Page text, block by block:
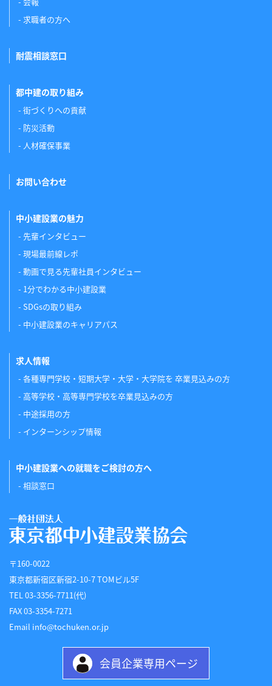
求職者の方へ
耐震相談窓口
都中建の取り組み
街づくりへの貢献
防災活動
人材確保事業
お問い合わせ
中小建設業の魅力
先輩インタビュー
現場最前線レポ
動画で見る先輩社員インタビュー
1分でわかる中小建設業
SDGsの取り組み
中小建設業のキャリアパス
求人情報
各種専門学校・短期大学・大学・大学院を 卒業見込みの方
高等学校・高等専門学校を卒業見込みの方
中途採用の方
インターンシップ情報
中小建設業への就職をご検討の方へ
相談窓口
〒160-0022
東京都新宿区新宿2-10-7 TOMビル5F
TEL 03-3356-7711(代)
FAX 03-3354-7271
Email info@tochuken.or.jp
会員企業専用ページ